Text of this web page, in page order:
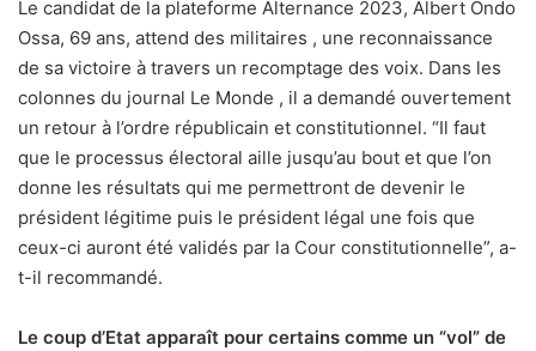
Le candidat de la plateforme Alternance 2023, Albert Ondo
Ossa, 69 ans, attend des militaires , une reconnaissance
de sa victoire à travers un recomptage des voix. Dans les
colonnes du journal Le Monde , il a demandé ouvertement
un retour à l’ordre républicain et constitutionnel. “Il faut
que le processus électoral aille jusqu’au bout et que l’on
donne les résultats qui me permettront de devenir le
président légitime puis le président légal une fois que
ceux-ci auront été validés par la Cour constitutionnelle”, a-
t-il recommandé.
Le coup d’Etat apparaît pour certains comme un “vol” de